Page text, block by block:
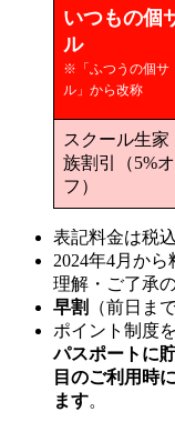
いつもの個
ル
※「ふつうの個サ
ル」から改称
スクール生家
族割引（5%オ
フ）
表記料金は税込
2024年4月か
理解・ご了承
早割
（前日ま
ポイント制度
パスポートに
目のご利用時
ます。